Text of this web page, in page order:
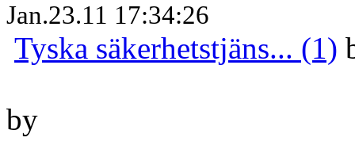
Jan.23.11 17:34:26
Tyska säkerhetstjäns... (1)
by